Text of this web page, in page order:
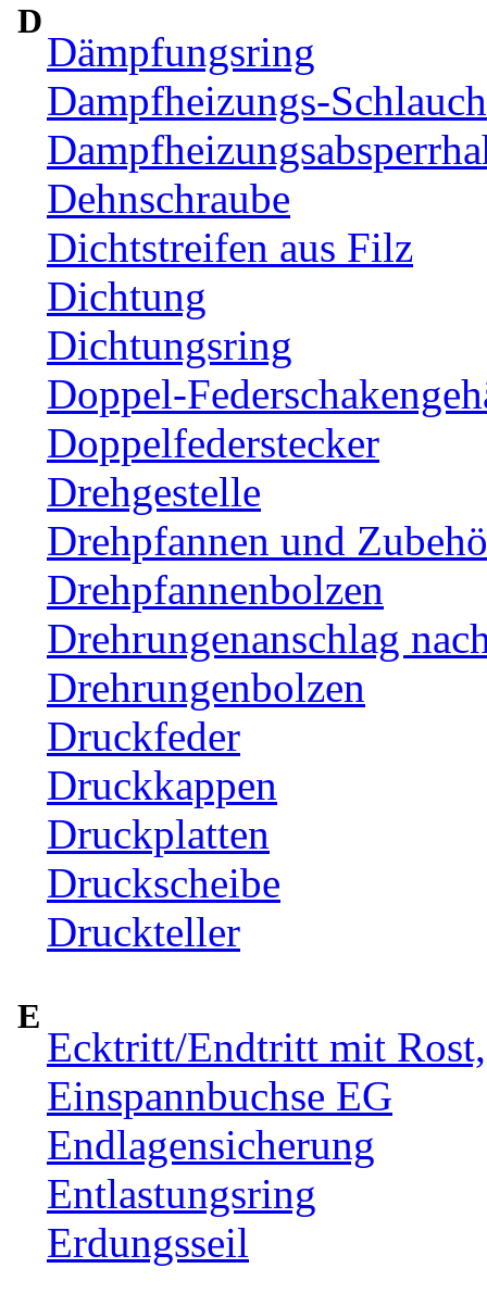
D
Dämpfungsring
Dampfheizungs-
Dehnschraube
Dichtstreifen aus Filz
Dichtung
Dichtungsring
Doppel-
Doppelfederstecker
Drehgestelle
Drehpfannen und
Drehpfannenbolzen
Drehrungenanschlag
Drehrungenbolzen
Druckfeder
Druckkappen
Druckplatten
Druckscheibe
Druckteller
E
Ecktritt/Endtritt mit
Einspannbuchse EG
Endlagensicherung
Entlastungsring
Erdungsseil